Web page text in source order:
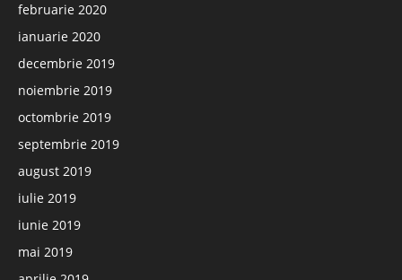
februarie 2020
ianuarie 2020
decembrie 2019
noiembrie 2019
octombrie 2019
septembrie 2019
august 2019
iulie 2019
iunie 2019
mai 2019